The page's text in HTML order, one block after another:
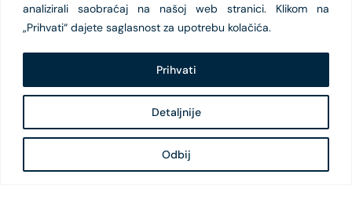
analizirali saobraćaj na našoj web stranici. Klikom na
„Prihvati“ dajete saglasnost za upotrebu kolačića.
Detaljnije
Odbij
Prihvati